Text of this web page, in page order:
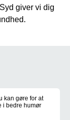
giver vi dig
kan gøre for at
i bedre humør